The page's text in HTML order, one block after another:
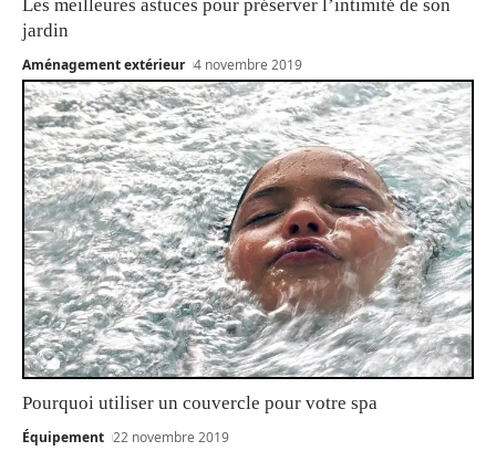
Les meilleures astuces pour préserver l’intimité de son
jardin
Aménagement extérieur 4 novembre 2019
Pourquoi utiliser un couvercle pour votre spa
Équipement 22 novembre 2019